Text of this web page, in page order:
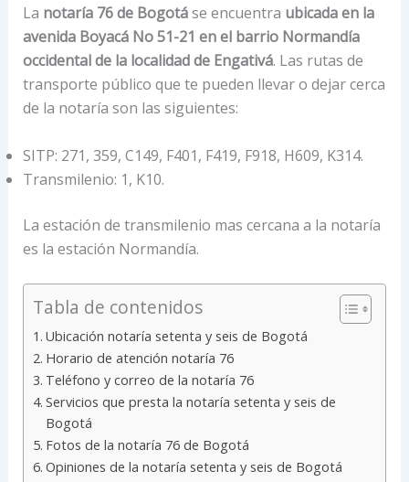
La notaría 76 de Bogotáse encuentra ubicada en la
avenida Boyacá No 51-21 en el barrio Normandía
occidental de la localidad de Engativá. Las rutas de
transporte público que te pueden llevar o dejar cerca
de la notaría son las siguientes:
SITP: 271, 359, C149, F401, F419, F918, H609, K314.
Transmilenio: 1, K10.
La estación de transmilenio mas cercana a la notaría
es la estación Normandía.
Tabla de contenidos
Ubicación notaría setenta y seis de Bogotá
Horario de atención notaría 76
Teléfono y correo de la notaría 76
Servicios que presta la notaría setenta y seis de
Bogotá
Fotos de la notaría 76 de Bogotá
Opiniones de la notaría setenta y seis de Bogotá